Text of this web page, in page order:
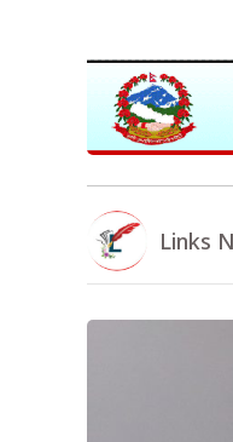
Links